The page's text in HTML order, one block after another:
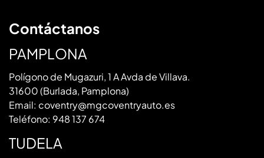
Contáctanos
PAMPLONA
Polígono de Mugazuri, 1 A Avda de Villava.
31600 (Burlada, Pamplona)
Email: coventry@mgcoventryauto.es
Teléfono: 948 137 674
TUDELA